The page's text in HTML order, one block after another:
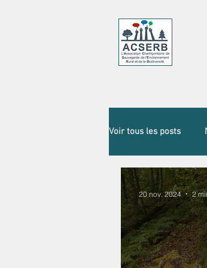
Voir tous les posts
20 nov. 2024 2